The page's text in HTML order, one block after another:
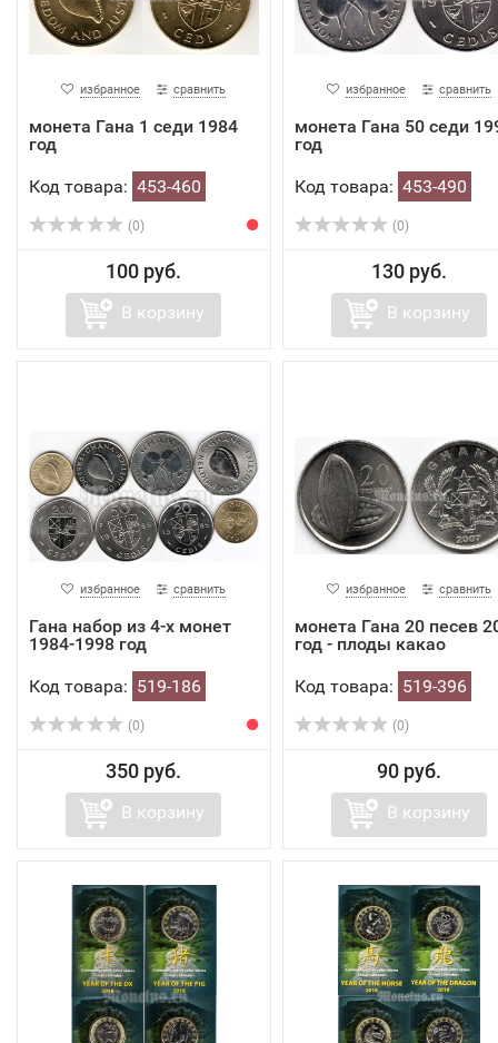
избранное сравнить
монета Гана 1 седи 1984
год
Код товара: 453-460
(0)
100 руб.
В корзину
избранное сравнить
монета Гана 50 седи
год
Код товара: 453-490
(0)
130 руб.
В корзину
избранное сравнить
Гана набор из 4-х монет
1984-1998 год
Код товара: 519-186
(0)
350 руб.
В корзину
избранное сравнить
монета Гана 20 песев
год - плоды какао
Код товара: 519-396
(0)
90 руб.
В корзину